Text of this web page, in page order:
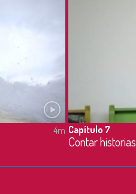
4m Capítulo 7
Contar historias